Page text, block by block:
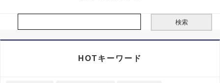
HOTキーワード